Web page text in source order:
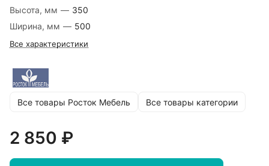
Высота, мм — 350
Ширина, мм — 500
Все характеристики
Все товары Росток Мебель Все товары категории
2 850 ₽